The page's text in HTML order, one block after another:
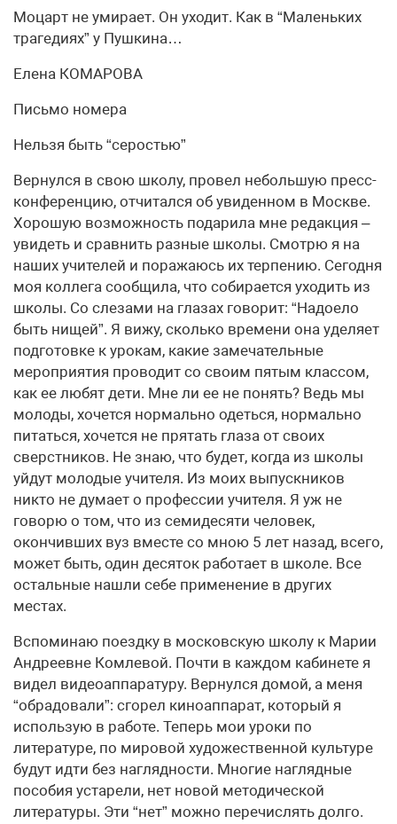
Моцарт не умирает. Он уходит. Как в “Маленьких
трагедиях” у Пушкина…
Елена КОМАРОВА
Письмо номера
Нельзя быть “серостью”
Вернулся в свою школу, провел небольшую пресс-
конференцию, отчитался об увиденном в Москве.
Хорошую возможность подарила мне редакция –
увидеть и сравнить разные школы. Смотрю я на
наших учителей и поражаюсь их терпению. Сегодня
моя коллега сообщила, что собирается уходить из
школы. Со слезами на глазах говорит: “Надоело
быть нищей”. Я вижу, сколько времени она уделяет
подготовке к урокам, какие замечательные
мероприятия проводит со своим пятым классом,
как ее любят дети. Мне ли ее не понять? Ведь мы
молоды, хочется нормально одеться, нормально
питаться, хочется не прятать глаза от своих
сверстников. Не знаю, что будет, когда из школы
уйдут молодые учителя. Из моих выпускников
никто не думает о профессии учителя. Я уж не
говорю о том, что из семидесяти человек,
окончивших вуз вместе со мною 5 лет назад, всего,
может быть, один десяток работает в школе. Все
остальные нашли себе применение в других
местах.
Вспоминаю поездку в московскую школу к Марии
Андреевне Комлевой. Почти в каждом кабинете я
видел видеоаппаратуру. Вернулся домой, а меня
“обрадовали”: сгорел киноаппарат, который я
использую в работе. Теперь мои уроки по
литературе, по мировой художественной культуре
будут идти без наглядности. Многие наглядные
пособия устарели, нет новой методической
литературы. Эти “нет” можно перечислять долго.